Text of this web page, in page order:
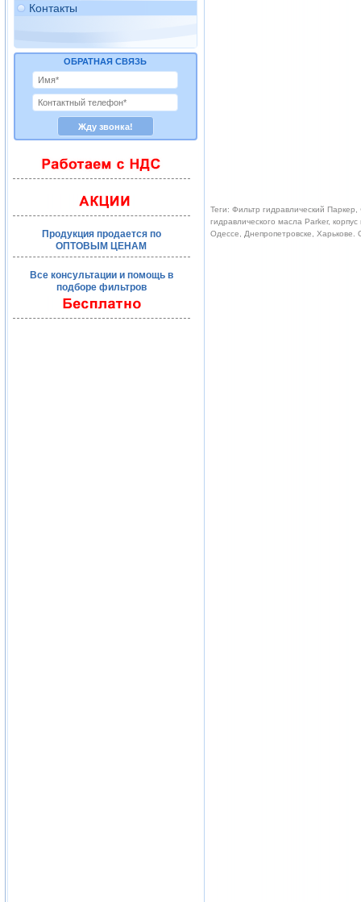
Контакты
ОБРАТНАЯ СВЯЗЬ
Продукция продается по
ОПТОВЫМ ЦЕНАМ
Все консультации и помощь в
подборе фильтров
Теги: Фильтр гидравлический
гидравлического масла Parker,
Одессе, Днепропетровске,